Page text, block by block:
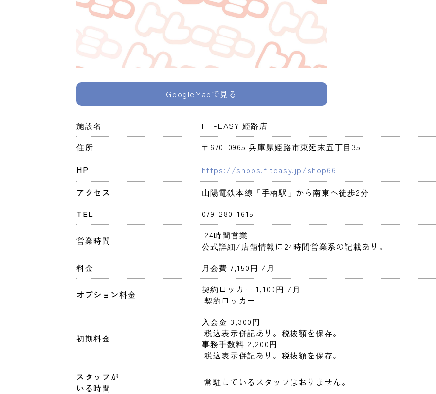
GoogleMapで見る
施設名
FIT-EASY 姫路店
住所
〒670-0965 兵庫県姫路市東延末五丁目35
HP
https://shops.fiteasy.jp/shop66
アクセス
山陽電鉄本線「手柄駅」から南東へ徒歩2分
TEL
079-280-1615
営業時間
24時間営業
公式詳細/店舗情報に24時間営業系の記載あり。
料金
月会費 7,150円 /月
オプション料金 契約ロッカー 1,100円 /月
契約ロッカー
初期料金
入会金 3,300円
税込表示併記あり。税抜額を保存。
事務手数料 2,200円
税込表示併記あり。税抜額を保存。
スタッフが
いる時間
常駐しているスタッフはおりません。